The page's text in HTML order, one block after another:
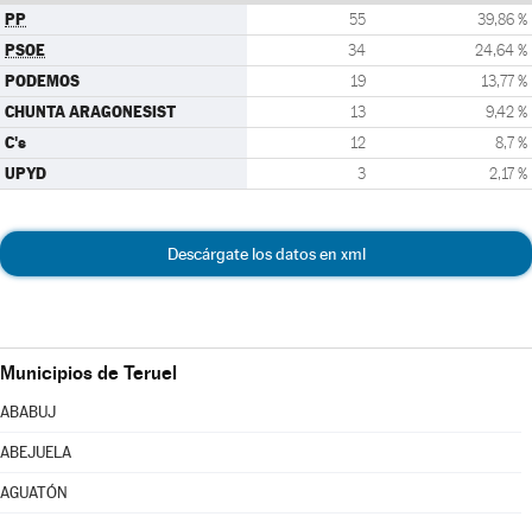
PP 55 39,86 %
PSOE 34 24,64 %
PODEMOS 19 13,77 %
CHUNTA ARAGONESIST 13 9,42 %
C's 12 8,7 %
UPYD 3 2,17 %
Descárgate los datos en xml
Municipios de Teruel
ABABUJ
ABEJUELA
AGUATÓN